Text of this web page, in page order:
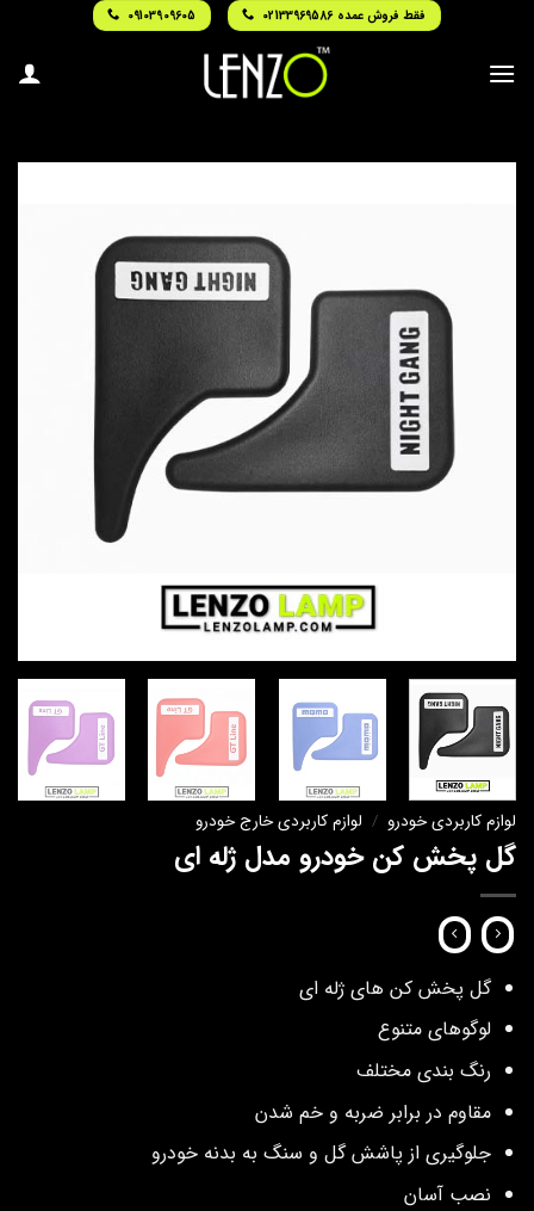
content
فقط فروش عمده 02133969586 09103909605
لوازم کاربردی خودرو / لوازم کاربردی خارج خودرو
گل پخش کن خودرو مدل ژله ای
گل پخش کن های ژله ای
لوگوهای متنوع
رنگ بندی مختلف
مقاوم در برابر ضربه و خم شدن
جلوگیری از پاشش گل و سنگ به بدنه خودرو
نصب آسان